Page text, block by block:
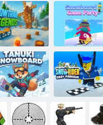
Legende de trai
de zăpadă
Petrecere de joc
de snowboard